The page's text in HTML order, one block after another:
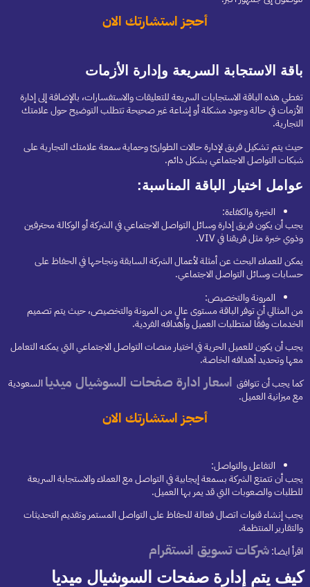
أحجز استشارتك الان
باقة الاستجابة السريعة وإدارة الأزمات
تغطي هذه الباقة الاستجابات السريعة للتعليقات والاستفسارات، بالإضافة إلى إدارة
الأزمات في حالة وجود مشكلة أو إشاعة غير صحيحة تتطلب التوضيح حول علامتك
التجارية.
حيث يتم تشكيل فريق لإدارة حالات الطوارئ وحماية سمعة علامتك التجارية على
شبكات التواصل الاجتماعي بشكل دائم.
عوامل اختيار الباقة المناسبة:
الخبرة والكفاءة:
يجب أن يكون فريق إدارة وسائل التواصل الاجتماعي في الشركة أو الوكالة محترفين
وذوي خبرة مثل فريقنا في VIV.
يمكن للعملاء البحث عن أمثلة لأعمال الشركة السابقة ونجاحها في الحفاظ على
حسابات وسائل التواصل الاجتماعي.
المرونة والتخصيص:
من المثالي أن توفر الباقة مستوى عالٍ من المرونة والتخصيص، حيث يتم تصميم
الخدمات وفقًا لمتطلبات العميل وأهدافه الفردية.
يجب أن يكون للعميل الحرية في اختيار منصات التواصل الاجتماعي التي يمكنه التعامل
معها وتحديد أهدافه الخاصة.
كما يجب أن تتوافق اسعار ادارة صفحات السوشيال ميديا السعودية
مع ميزانية العميل.
أحجز استشارتك الان
التفاعل والتواصل:
يجب أن تتمتع الشركة بسمعة إيجابية في التواصل مع العملاء والاستجابة السريعة
للطلبات والصعوبات التي قد يمر بها العميل.
يجب إنشاء قنوات اتصال فعالة للحفاظ على التواصل المستمر وتقديم التحديثات
والتقارير المنتظمة.
اقرأ ايضا:شركات تسويق انستقرام
كيف يتم إدارة صفحات السوشيال ميديا